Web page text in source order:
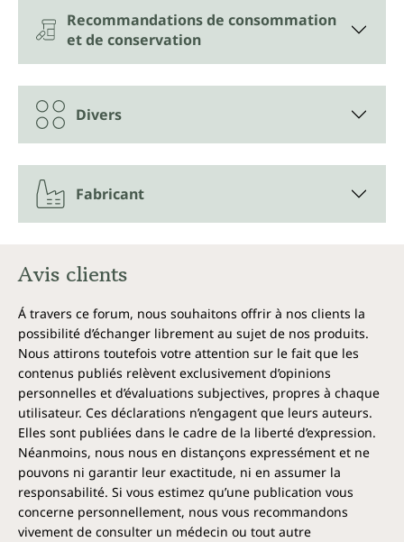
glutathion ?
Les processus métaboliques laissent leurs déchets
dans les cellules, et les produits chimiques provenant
de l'air, de l'eau et des aliments pénètrent également
dans le corps. Cela donne beaucoup de travail au
foie, station d'épuration de l'organisme. Celui-ci a
donc besoin d'auxiliaires que le corps produit lui-
même. Par exemple, le glutathion. Celui-ci est
présent dans toutes les cellules, mais est
principalement concentré dans le foie. Le glutathion
de lui-même de moins en moins de glutathion. Le
une alimentation déséquilibrée peuvent également
entraîner une augmentation de la consommation de
glutathion dans les cellules. Le glutathion joue un
rôle dans le métabolisme cellulaire et s'oxyde
rapidement.
Combien de temps une boîte dure-t-
elle ?
Chaque boîte de gélules de S-acétyl glutathion 100
mg d'Unimedica contient 60 gélules. Cela correspond
à un approvisionnement de 2 mois.
Recommandations de consommation
et de conservation
Divers
Fabricant
Avis clients
Á travers ce forum, nous souhaitons offrir à nos clients la
possibilité d’échanger librement au sujet de nos produits.
Nous attirons toutefois votre attention sur le fait que les
contenus publiés relèvent exclusivement d’opinions
personnelles et d’évaluations subjectives, propres à chaque
utilisateur. Ces déclarations n’engagent que leurs auteurs.
Elles sont publiées dans le cadre de la liberté d’expression.
Néanmoins, nous nous en distançons expressément et ne
pouvons ni garantir leur exactitude, ni en assumer la
responsabilité. Si vous estimez qu’une publication vous
concerne personnellement, nous vous recommandons
vivement de consulter un médecin ou tout autre